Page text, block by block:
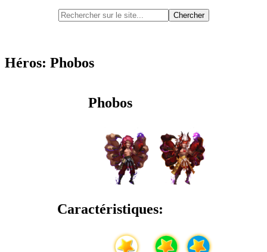
Héros: Phobos
Phobos
Caractéristiques: